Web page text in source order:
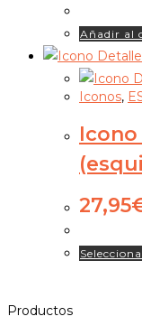
Añadir al
Iconos,
27,95
Productos